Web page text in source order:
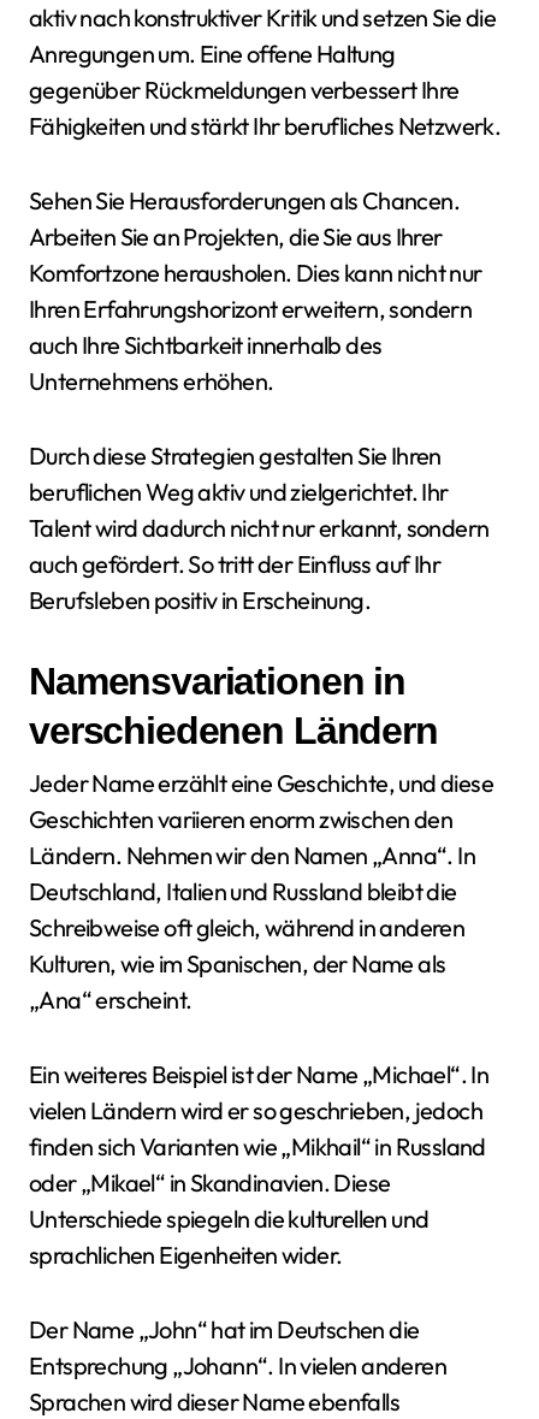
aktiv nach konstruktiver Kritik und setzen Sie die
Anregungen um. Eine offene Haltung
gegenüber Rückmeldungen verbessert Ihre
Fähigkeiten und stärkt Ihr berufliches Netzwerk.
Sehen Sie Herausforderungen als Chancen.
Arbeiten Sie an Projekten, die Sie aus Ihrer
Komfortzone herausholen. Dies kann nicht nur
Ihren Erfahrungshorizont erweitern, sondern
auch Ihre Sichtbarkeit innerhalb des
Unternehmens erhöhen.
Durch diese Strategien gestalten Sie Ihren
beruflichen Weg aktiv und zielgerichtet. Ihr
Talent wird dadurch nicht nur erkannt, sondern
auch gefördert. So tritt der Einfluss auf Ihr
Berufsleben positiv in Erscheinung.
Namensvariationen in
verschiedenen Ländern
Jeder Name erzählt eine Geschichte, und diese
Geschichten variieren enorm zwischen den
Ländern. Nehmen wir den Namen „Anna“. In
Deutschland, Italien und Russland bleibt die
Schreibweise oft gleich, während in anderen
Kulturen, wie im Spanischen, der Name als
„Ana“ erscheint.
Ein weiteres Beispiel ist der Name „Michael“. In
vielen Ländern wird er so geschrieben, jedoch
finden sich Varianten wie „Mikhail“ in Russland
oder „Mikael“ in Skandinavien. Diese
Unterschiede spiegeln die kulturellen und
sprachlichen Eigenheiten wider.
Der Name „John“ hat im Deutschen die
Entsprechung „Johann“. In vielen anderen
Sprachen wird dieser Name ebenfalls